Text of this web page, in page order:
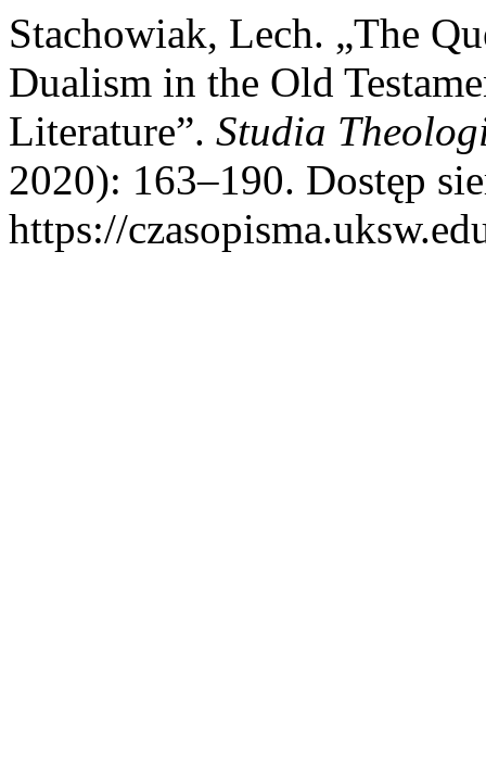
Stachowiak, Lech. „The
Dualism in the Old
Literature”. Studia
2020): 163–190. Dostęp
https://